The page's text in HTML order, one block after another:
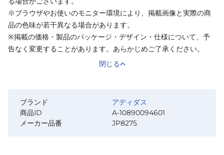
※ブラウザやお使いのモニター環境により、掲載画像と実際の商
品の色味が若干異なる場合があります。
※掲載の価格・製品のパッケージ・デザイン・仕様について、予
告なく変更することがあります。あらかじめご了承ください。
閉じる
ブランド
アディダス
商品ID
A-10890094601
メーカー品番
JP8275